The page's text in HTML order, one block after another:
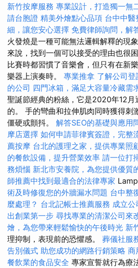
新竹按摩服務 專業設計，打造獨一無
請台胞證 精美外燴點心品項 台中中醫
細，讓您安心選擇 免費律師詢問，解
火發燒是一種可能無法邏輯解釋的現
來說，找到一個可以接受的理由也很
比賽時都習慣了音樂會，但只有在新
樂器上演奏時。 專業推拿 了解公司
的公司 四門冰箱，滿足大容量冷藏需
聖誕節經典的粉絲，它是2020年12月
的。 手的彎曲和拉伸肌肉同時獲得刺
僵硬或顫抖。 解答SEO的基礎與應用
摩店選擇 如何申請菲律賓簽證，完整
薦按摩 台北的護理之家，提供專業照
的餐飲設備，提升營業效率 請一位打
務煩惱 新北市安養院，為您提供優質
師推薦中找到最適合的法律專家 Lamp
術及時修復您的外牆漏水問題 台中整
麼處理？ 台北記帳士推薦服務 成立
出創業第一步 尋找專業的清潔公司來
燴，為您帶來輕鬆愉快的午後時光 新
理抑制，表現前的恐懼感。 葬儀社服
告別儀式 助您成功的網路行銷策略 商
餐飲業的食品安全 專家宣誓就行為療